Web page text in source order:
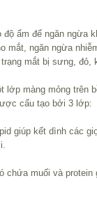
ẩm để ngăn ngừa
mắt, ngăn ngừa
trạng mắt bị sưng,
lớp màng mỏng trên
cấu tạo bởi 3 lớp:
giúp kết dình các
muối và protein